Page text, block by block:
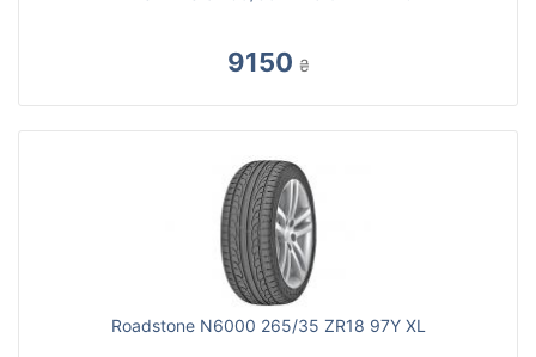
9150 ₴
Roadstone N6000 265/35 ZR18 97Y XL